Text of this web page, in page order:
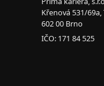
Křenová 531/
602 00 Brno
IČO: 171 84 525